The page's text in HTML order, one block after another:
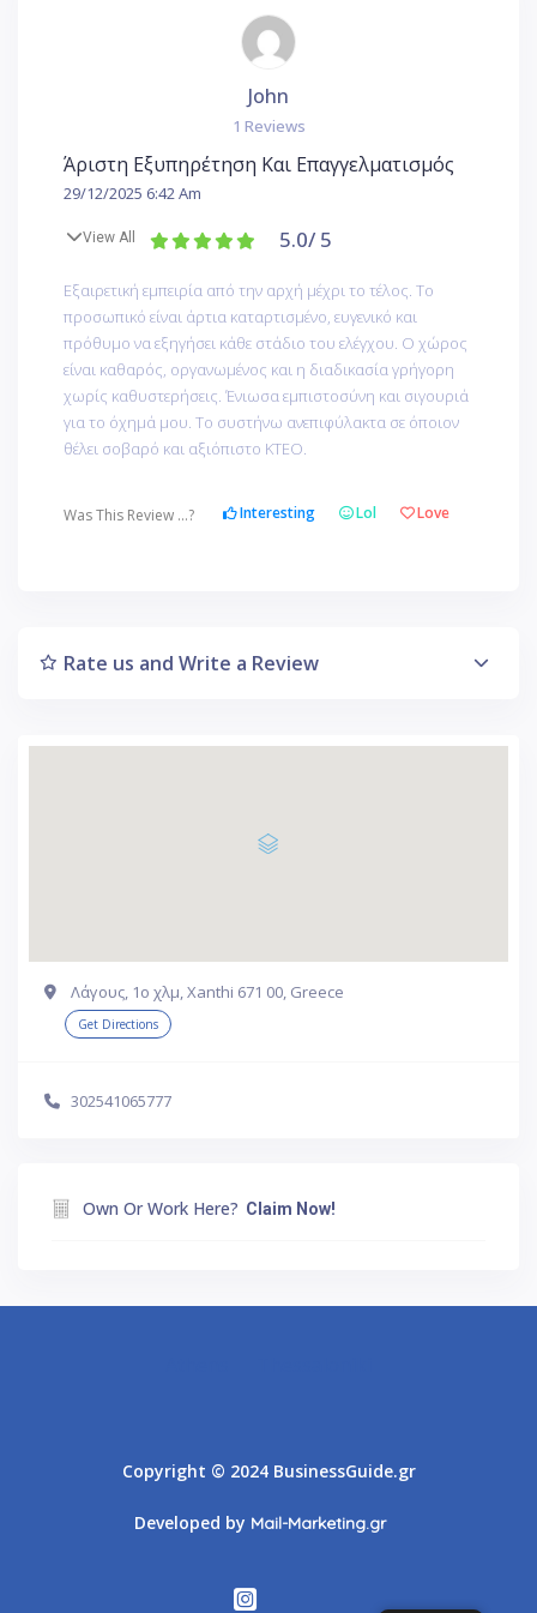
John
1 Reviews
Άριστη Εξυπηρέτηση Και Επαγγελματισμός
29/12/2025 6:42 Am
View All 5.0/ 5
Εξαιρετική εμπειρία από την αρχή μέχρι το τέλος. Το
προσωπικό είναι άρτια καταρτισμένο, ευγενικό και
πρόθυμο να εξηγήσει κάθε στάδιο του ελέγχου. Ο χώρος
είναι καθαρός, οργανωμένος και η διαδικασία γρήγορη
χωρίς καθυστερήσεις. Ένιωσα εμπιστοσύνη και σιγουριά
για το όχημά μου. Το συστήνω ανεπιφύλακτα σε όποιον
θέλει σοβαρό και αξιόπιστο ΚΤΕΟ.
Was This Review ...? Interesting Lol Love
Rate us and Write a Review
Λάγους, 1ο χλμ, Xanthi 671 00, Greece
Get Directions
302541065777
Own Or Work Here? Claim Now!
Copyright © 2024 BusinessGuide.gr
Developed by Mail-Marketing.gr